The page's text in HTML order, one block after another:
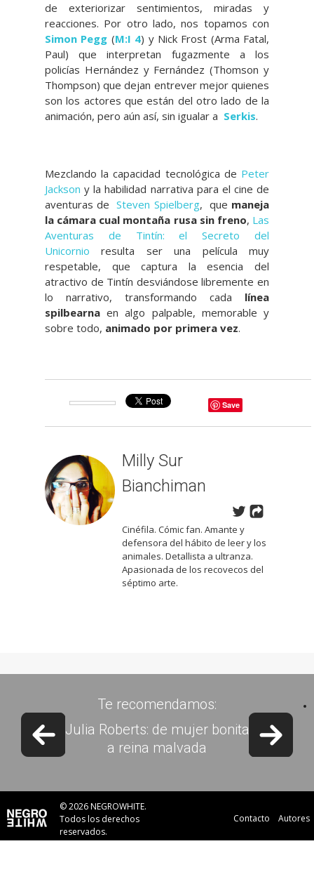
de exteriorizar sentimientos, miradas y
reacciones. Por otro lado, nos topamos con
Simon Pegg (M:I 4) y Nick Frost (Arma Fatal,
Paul) que interpretan fugazmente a los
policías Hernández y Fernández (Thomson y
Thompson) que dejan entrever mejor quienes
son los actores que están del otro lado de la
animación, pero aún así, sin igualar a Serkis.
Mezclando la capacidad tecnológica de Peter
Jackson y la habilidad narrativa para el cine de
aventuras deSteven Spielberg, que maneja
la cámara cual montaña rusa sin freno, Las
Aventuras de Tintín: el Secreto del
Unicornio resulta ser una película muy
respetable, que captura la esencia del
atractivo de Tintín desviándose libremente en
lo narrativo, transformando cada línea
spilbearna en algo palpable, memorable y
sobre todo, animado por primera vez.
Save
Milly Sur
Bianchiman
Cinéfila. Cómic fan. Amante y
defensora del hábito de leer y los
animales. Detallista a ultranza.
Apasionada de los recovecos del
séptimo arte.
Te recomendamos:
Julia Roberts: de mujer bonita
a reina malvada
© 2026 NEGROWHITE.
Todos los derechos
reservados.
Contacto Autores